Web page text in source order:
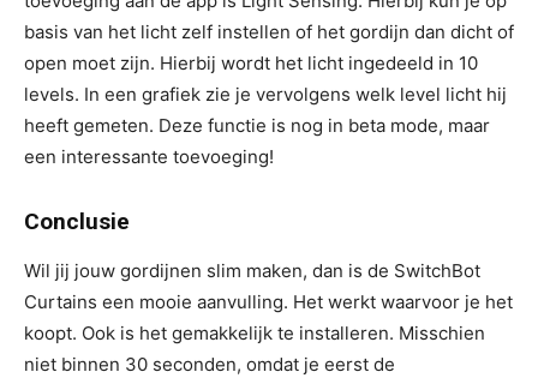
basis van het licht zelf instellen of het gordijn dan dicht of
open moet zijn. Hierbij wordt het licht ingedeeld in 10
levels. In een grafiek zie je vervolgens welk level licht hij
heeft gemeten. Deze functie is nog in beta mode, maar
een interessante toevoeging!
Conclusie
Wil jij jouw gordijnen slim maken, dan is de SwitchBot
Curtains een mooie aanvulling. Het werkt waarvoor je het
koopt. Ook is het gemakkelijk te installeren. Misschien
niet binnen 30 seconden, omdat je eerst de